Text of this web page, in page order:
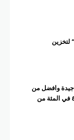
لتخزين
جيدة وافضل من
السنة الماضية وتشكل بين ٣٥ و٤٠ في المئة من